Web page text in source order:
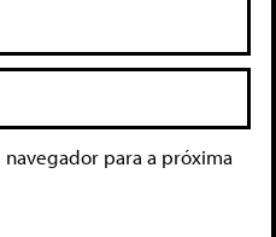
para a próxima